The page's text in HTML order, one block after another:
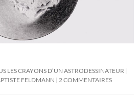
LES CRAYONS D’UN ASTRODESSINATEUR
FELDMANN 2 COMMENTAIRES